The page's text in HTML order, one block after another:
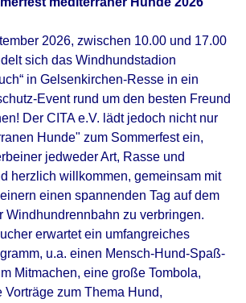
2026, zwischen 10.00 und 17.00
sich das Windhundstadion
in Gelsenkirchen-Resse in ein
Event rund um den besten Freund
Der CITA e.V. lädt jedoch nicht nur
Hunde" zum Sommerfest ein,
jedweder Art, Rasse und
herzlich willkommen, gemeinsam mit
einen spannenden Tag auf dem
Windhundrennbahn zu verbringen.
erwartet ein umfangreiches
u.a. einen Mensch-Hund-Spaß-
Mitmachen, eine große Tombola,
Vorträge zum Thema Hund,